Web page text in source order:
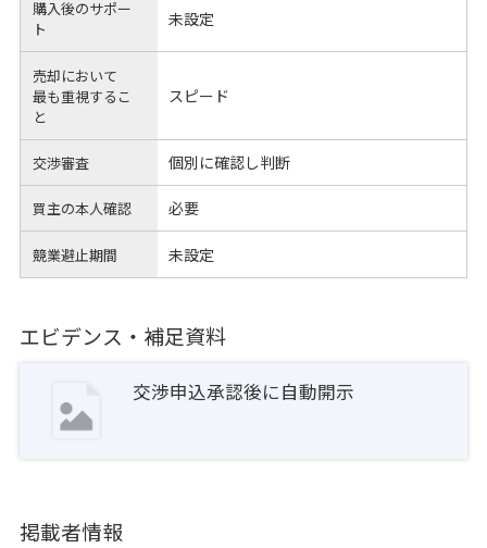
購入後のサポー
ト
未設定
売却において
最も重視するこ
と
スピード
交渉審査 個別に確認し判断
買主の本人確認 必要
競業避止期間 未設定
エビデンス・補足資料
交渉申込承認後に自動開示
掲載者情報